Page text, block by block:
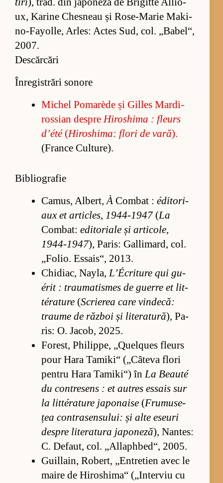
ux, Ka­rine Ches­neau și Ro­se-Ma­rie Ma­ki­
no-Fa­yol­le, Ar­les: Ac­tes Sud, col. „Ba­be­l“,
2007.
Descărcări
Înregistrări sonore
Mi­chel Po­ma­rède și Gil­les Mar­di­
ros­sian des­preHi­ros­hima : fle­urs
d’été(Hi­ros­hi­ma: flori de vară).
(France Cul­tu­re).
Bibliografie
Ca­mus, Al­bert,ÀCom­bat : édi­to­ri­
aux et ar­ti­cles, 1944-1947(La
Com­bat: edi­to­ri­ale și ar­ti­co­le,
1944-1947), Pa­ris: Gal­li­mard, col.
„Fo­lio. Es­sai­s“, 2013.
Chi­d­iac, Na­y­la,L’Écri­ture qui gu­
érit : trau­ma­tis­mes de gu­erre et lit­
téra­ture(Scri­e­rea care vin­de­că:
traume de răz­boi și li­te­ra­tură), Pa­
ris: O. Ja­cob, 2025.
Fo­rest, Phi­lippe, „Qu­el­ques fle­urs
pour Hara Ta­mi­ki“ („Câ­teva flori
pen­tru Hara Ta­mi­ki“) înLa Beauté
du con­tre­sens : et au­tres es­sais sur
la lit­téra­ture ja­po­naise(Fru­mu­se­
țea con­tra­sen­su­lui: și alte ese­uri
des­pre li­te­ra­tura ja­po­neză), Nan­tes:
C. De­faut, col. „Al­laphbe­d“, 2005.
Gu­il­lain, Ro­bert, „En­tre­tien avec le
maire de Hi­ros­hi­ma“ („In­ter­viu cu